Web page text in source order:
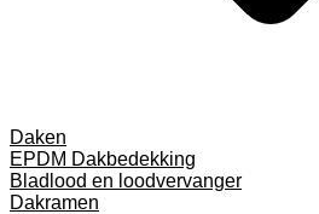
Daken
EPDM Dakbedekking
Bladlood en loodvervanger
Dakramen